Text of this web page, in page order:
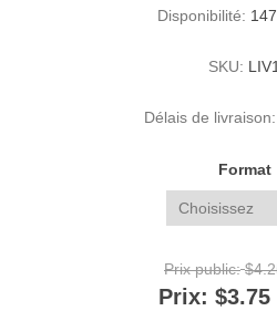
Disponibilité:
SKU:
Délais de livraison:
Format
Prix public:
Prix: $3.75